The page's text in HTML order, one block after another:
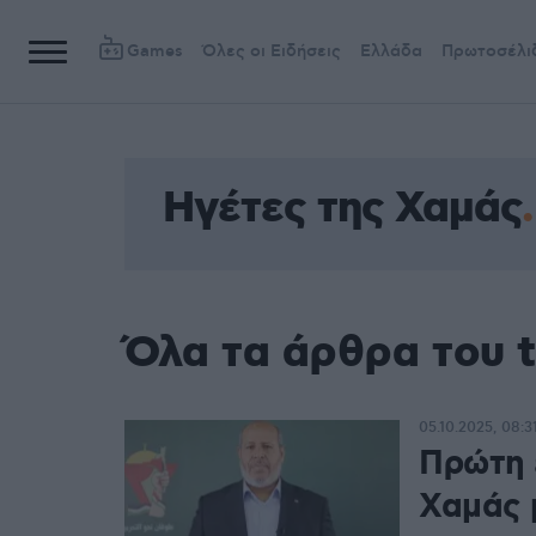
Games Όλες οι Ειδήσεις Ελλάδα
Ηγέτες της Χαμάς
Όλα τα άρθρα του
Πρώτη
Χαμάς
05.10.2025, 08:31